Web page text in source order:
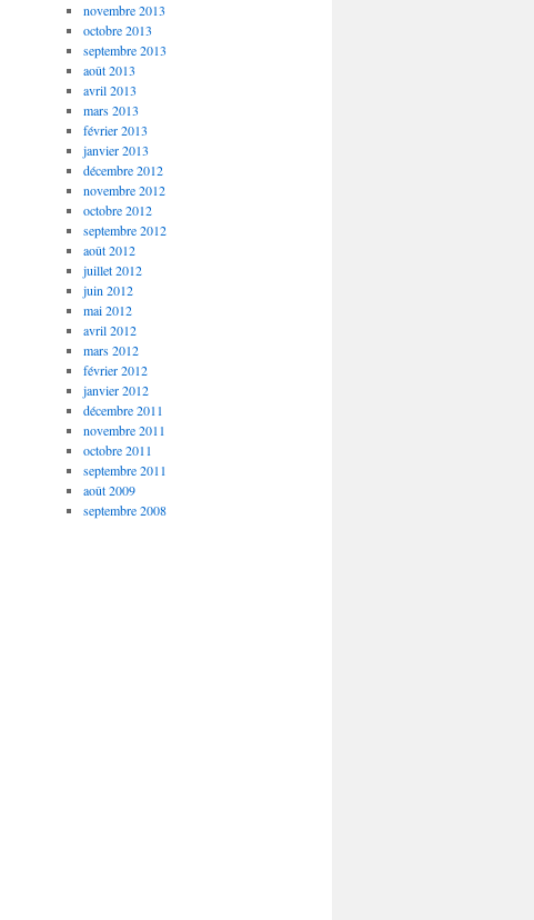
novembre 2013
octobre 2013
septembre 2013
août 2013
avril 2013
mars 2013
février 2013
janvier 2013
décembre 2012
novembre 2012
octobre 2012
septembre 2012
août 2012
juillet 2012
juin 2012
mai 2012
avril 2012
mars 2012
février 2012
janvier 2012
décembre 2011
novembre 2011
octobre 2011
septembre 2011
août 2009
septembre 2008